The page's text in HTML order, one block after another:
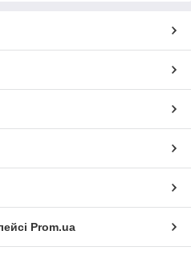
Prom.ua